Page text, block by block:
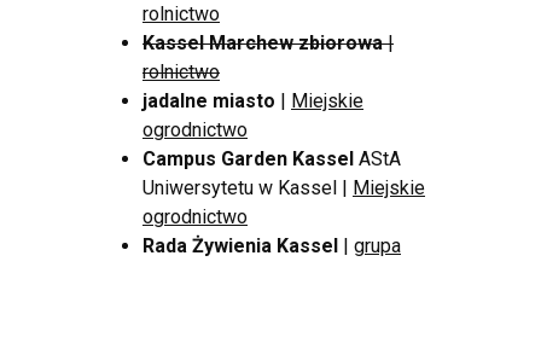
rolnictwo
Kassel Marchew zbiorowa|
rolnictwo
jadalne miasto | Miejskie
ogrodnictwo
Campus Garden Kassel AStA
Uniwersytetu w Kassel | Miejskie
ogrodnictwo
Rada Żywienia Kassel | grupa